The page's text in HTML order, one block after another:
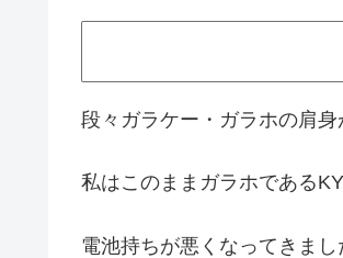
段々ガラケー・ガラホの肩身
私はこのままガラホである
電池持ちが悪くなってきまし